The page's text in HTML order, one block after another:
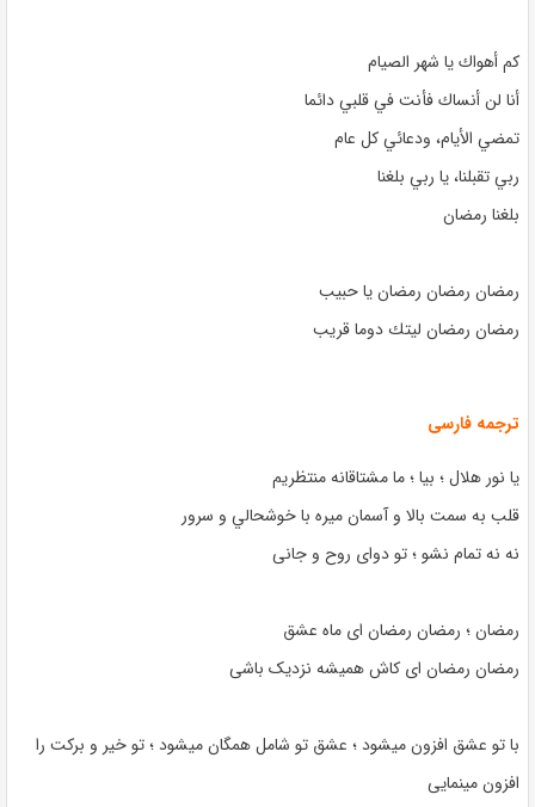
كم أهواك يا شهر الصيام
أنا لن أنساك فأنت في قلبي دائما
تمضي الأيام، ودعائي كل عام
ربي تقبلنا، يا ربي بلغنا
بلغنا رمضان
رمضان رمضان رمضان يا حبيب
رمضان رمضان ليتك دوما قريب
ترجمه فارسی
يا نور هلال ؛ بيا ؛ ما مشتاقانه منتظريم
قلب به سمت بالا و آسمان ميره با خوشحالي و سرور
نه نه تمام نشو ؛ تو دوای روح و جانی
رمضان ؛ رمضان رمضان ای ماه عشق
رمضان رمضان ای کاش همیشه نزدیک باشی
با تو عشق افزون میشود ؛ عشق تو شامل همگان میشود ؛ تو خیر و برکت را
افزون مینمایی